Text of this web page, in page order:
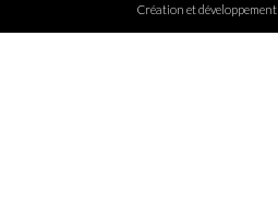
Création et développement